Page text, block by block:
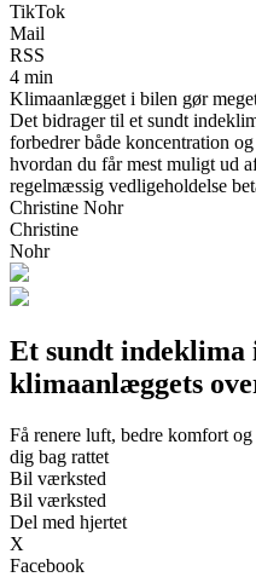
TikTok
Mail
RSS
4 min
Klimaanlægget i bilen gør
Det bidrager til et sundt
forbedrer både koncentration
hvordan du får mest muligt ud
regelmæssig vedligeholdelse
Christine Nohr
Christine
Nohr
Et sundt indeklima
klimaanlæggets
Få renere luft, bedre komfort
dig bag rattet
Bil værksted
Bil værksted
Del med hjertet
X
Facebook